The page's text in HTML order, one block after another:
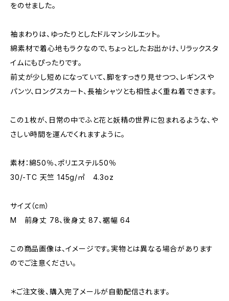
をのせました。
袖まわりは、ゆったりとしたドルマンシルエット。
綿素材で着心地もラクなので、ちょっとしたお出かけ、リラックスタ
イムにもぴったりです。
前丈が少し短めになっていて、脚をすっきり見せつつ、レギンスや
パンツ、ロングスカート、長袖シャツとも相性よく重ね着できます。
この１枚が、日常の中でふと花と妖精の世界に包まれるような、や
さしい時間を運んでくれますように。
素材：綿50％、ポリエステル50％
30/-TC 天竺 145g/㎡ 4.3oz
サイズ（cm）
M 前身丈 78、後身丈 87、裾幅 64
この商品画像は、イメージです。実物とは異なる場合があります
のでご注意ください。
＊ご注文後、購入完了メールが自動配信されます。